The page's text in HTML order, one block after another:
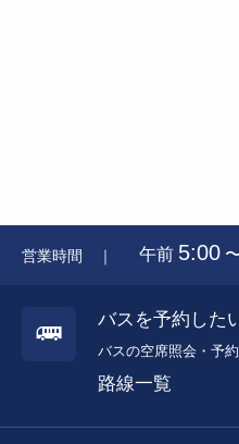
営業時間 ｜ 午前 5:00
バスを予約した
バスの空席照会・予約
路線一覧